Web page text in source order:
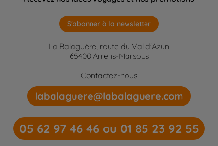
S'abonner à la newsletter
La Balaguère, route du Val d'Azun
65400 Arrens-Marsous
Contactez-nous
labalaguere@labalaguere.com
05 62 97 46 46 ou 01 85 23 92 55